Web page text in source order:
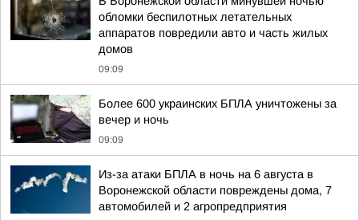
обломки беспилотных летательных
аппаратов повредили авто и часть жилых
домов
09:09
Более 600 украинских БПЛА уничтожены за
вечер и ночь
09:09
Из-за атаки БПЛА в ночь на 6 августа в
Воронежской области повреждены дома, 7
автомобилей и 2 агропредприятия